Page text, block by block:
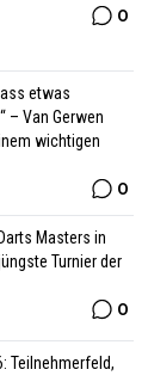
0
etwas
– Van Gerwen
wichtigen
0
Masters in
Turnier der
0
Teilnehmerfeld,